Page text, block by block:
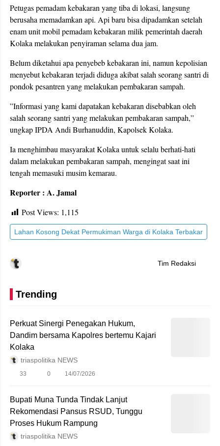
Petugas pemadam kebakaran yang tiba di lokasi, langsung
berusaha memadamkan api. Api baru bisa dipadamkan setelah
enam unit mobil pemadam kebakaran milik pemerintah daerah
Kolaka melakukan penyiraman selama dua jam.
Belum diketahui apa penyebeb kebakaran ini, namun kepolisian
menyebut kebakaran terjadi diduga akibat salah seorang santri di
pondok pesantren yang melakukan pembakaran sampah.
”Informasi yang kami dapatakan kebakaran disebabkan oleh
salah seorang santri yang melakukan pembakaran sampah,”
ungkap IPDA Andi Burhanuddin, Kapolsek Kolaka.
Ia menghimbau masyarakat Kolaka untuk selalu berhati-hati
dalam melakukan pembakaran sampah, mengingat saat ini
tengah memasuki musim kemarau.
Reporter : A. Jamal
Post Views: 1,115
Lahan Kosong Dekat Permukiman Warga di Kolaka Terbakar
Tim Redaksi
Trending
Perkuat Sinergi Penegakan Hukum,
Dandim bersama Kapolres bertemu Kajari
Kolaka
triaspolitika NEWS
33 0 14/07/2026
Bupati Muna Tunda Tindak Lanjut
Rekomendasi Pansus RSUD, Tunggu
Proses Hukum Rampung
triaspolitika NEWS